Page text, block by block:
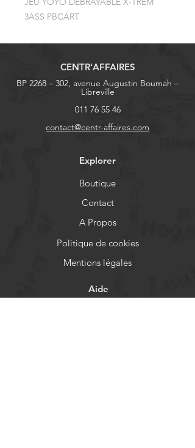
3ASS PBCART
CENTR'AFFAIRES
BP 2268 – 302, avenue Augustin Boumah –
Libreville
011 76 55 46
contact@centr-affaires.com
Explorer
Boutique
Contact
A Propos
Politique de cookies
Mentions légales
Aide